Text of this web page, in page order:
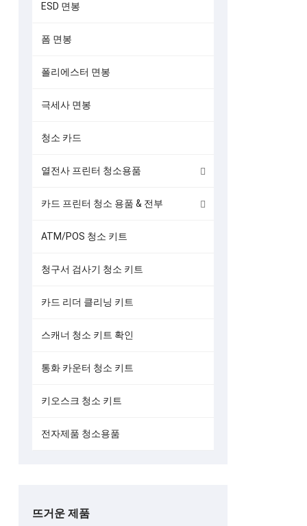
ESD 면봉
폼 면봉
폴리에스터 면봉
극세사 면봉
청소 카드
열전사 프린터 청소용품
카드 프린터 청소 용품 & 전부
ATM/POS 청소 키트
청구서 검사기 청소 키트
카드 리더 클리닝 키트
스캐너 청소 키트 확인
통화 카운터 청소 키트
키오스크 청소 키트
전자제품 청소용품
뜨거운 제품